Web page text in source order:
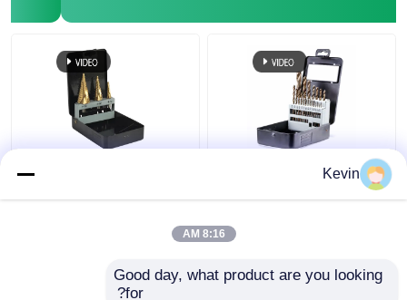
حفر حفر مجموعة للحديد
للمعادن
Kevin
8:16 AM
Good day, what product are you looking
for?